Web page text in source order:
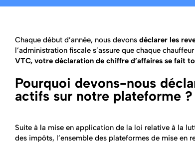
Chaque début d’année, nous devonsdéclarer les
l’administration fiscale s’assure que chaque
VTC, votre déclaration de chiffre d’affaires se fait
Pourquoi devons-nous
actifs sur notre plateforme ?
Suite à la mise en application de la loi relative à la
des impôts, l’ensemble des plateformes de mise